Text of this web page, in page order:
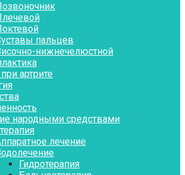
пальцев
нижнечелюстной
артрите
народными средствами
лечение
Гидротерапия